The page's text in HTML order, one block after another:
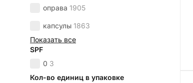
оправа 1905
капсулы 1863
Показать все
SPF
0 3
Кол-во единиц в упаковке